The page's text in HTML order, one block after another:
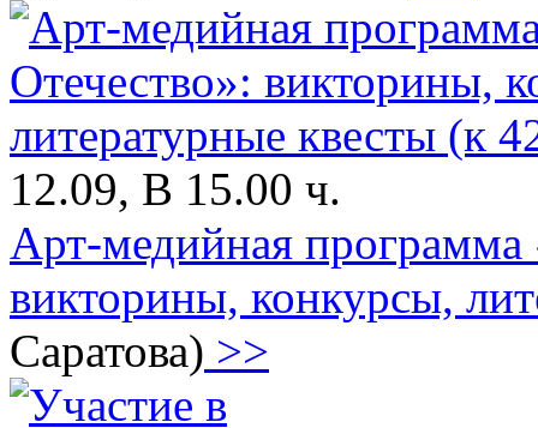
12.09, В 15.00 ч.
Арт-медийная
викторины, конкурсы,
Саратова) >>